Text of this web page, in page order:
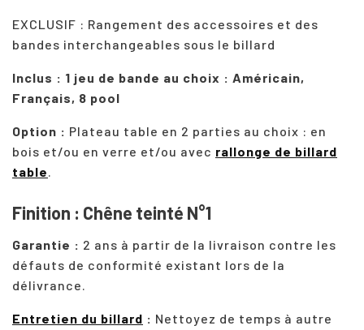
EXCLUSIF : Rangement des accessoires et des
bandes interchangeables sous le billard
Inclus : 1 jeu de bande au choix : Américain,
Français, 8 pool
Option : Plateau table en 2 parties au choix : en
bois et/ou en verre et/ou avec rallonge de billard
table.
Finition : Chêne teinté N°1
Garantie : 2 ans à partir de la livraison contre les
défauts de conformité existant lors de la
délivrance.
Entretien du billard : Nettoyez de temps à autre